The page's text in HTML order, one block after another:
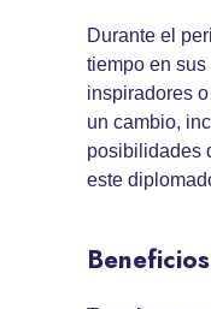
Durante el
tiempo en
inspiradores
un cambio,
posibilidades
este